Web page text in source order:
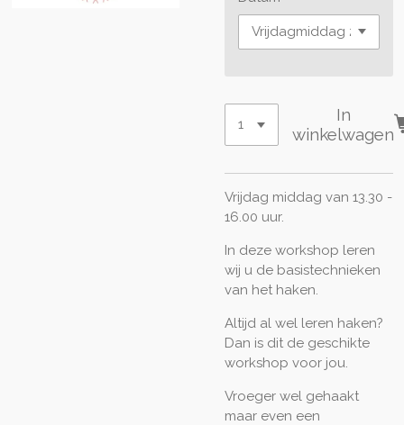
In
winkelwagen
Vrijdag middag van 13.30 -
16.00 uur.
In deze workshop leren
wij u de basistechnieken
van het haken.
Altijd al wel leren haken?
Dan is dit de geschikte
workshop voor jou.
Vroeger wel gehaakt
maar even een